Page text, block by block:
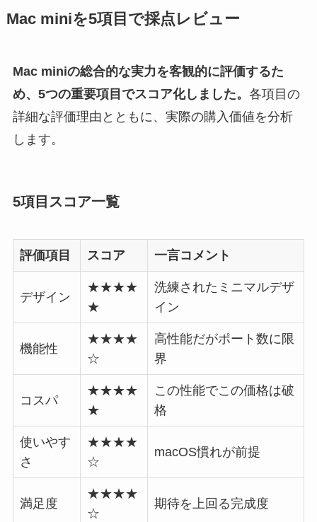
Mac miniを5項目で採点レビュー
Mac miniの総合的な実力を客観的に評価するた
め、5つの重要項目でスコア化しました。 各項目の
詳細な評価理由とともに、実際の購入価値を分析
します。
5項目スコア一覧
評価項目 スコア 一言コメント
デザイン
★★★★
★
洗練されたミニマルデザ
イン
機能性
★★★★
☆
高性能だがポート数に限
界
コスパ
★★★★
★
この性能でこの価格は破
格
使いやす
さ
★★★★
☆
macOS慣れが前提
満足度
★★★★
☆
期待を上回る完成度